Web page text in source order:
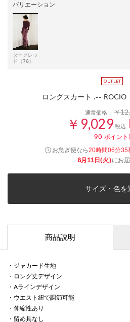
バリエーション
ダークレッ
ド（78）
ロングスカート .-- ROCIO
通常価格：￥
￥9,029 税込
90 ポイント
お急ぎ便なら20時間06分35
8月11日(火)にお
サイズ・色を
商品説明
・ジャカード生地
・ロング丈デザイン
・Aラインデザイン
・ウエスト紐で調節可能
・伸縮性あり
・留め具なし